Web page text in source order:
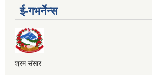
ई-गभर्नेन्स
श्रम संसार